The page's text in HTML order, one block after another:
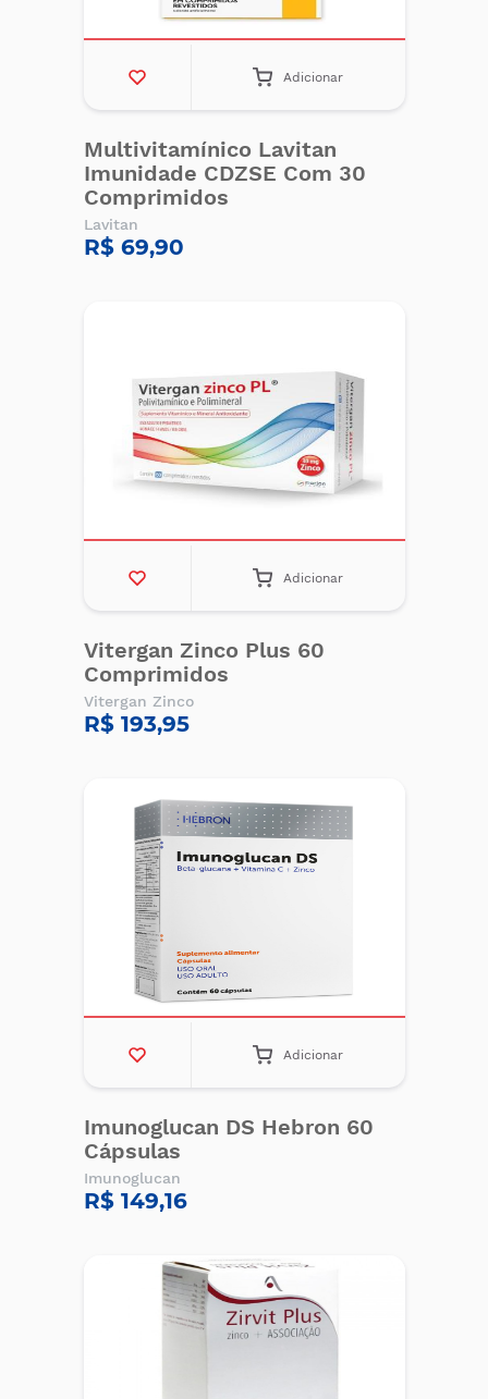
Adicionar
Multivitamínico Lavitan
Imunidade CDZSE Com 30
Comprimidos
Lavitan
R$ 69,90
Adicionar
Vitergan Zinco Plus 60
Comprimidos
Vitergan Zinco
R$ 193,95
Adicionar
Imunoglucan DS Hebron 60
Cápsulas
Imunoglucan
R$ 149,16